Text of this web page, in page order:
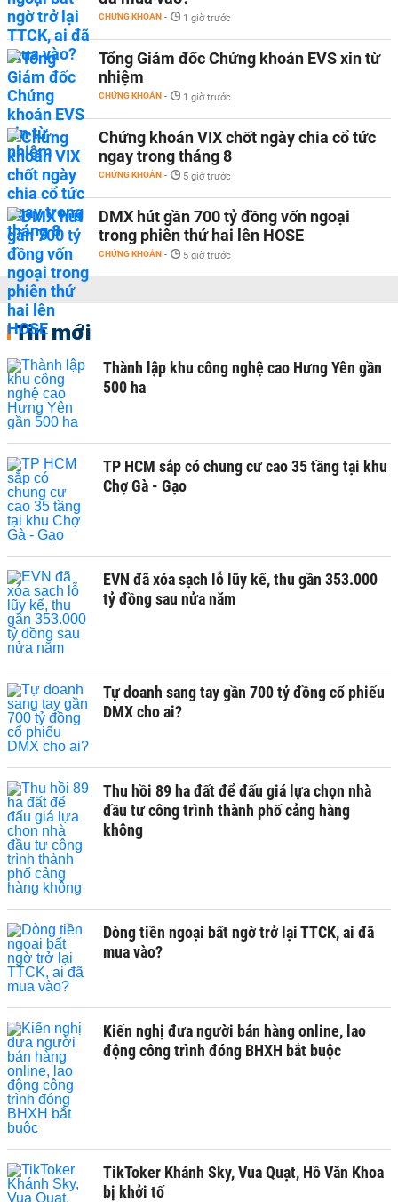
CHỨNG KHOÁN - 1 giờ trước
Tổng Giám đốc Chứng khoán EVS xin từ
nhiệm
CHỨNG KHOÁN - 1 giờ trước
Chứng khoán VIX chốt ngày chia cổ tức
ngay trong tháng 8
CHỨNG KHOÁN - 5 giờ trước
DMX hút gần 700 tỷ đồng vốn ngoại
trong phiên thứ hai lên HOSE
CHỨNG KHOÁN - 5 giờ trước
Tin mới
Thành lập khu công nghệ cao Hưng Yên gần
500 ha
TP HCM sắp có chung cư cao 35 tầng tại khu
Chợ Gà - Gạo
EVN đã xóa sạch lỗ lũy kế, thu gần 353.000
tỷ đồng sau nửa năm
Tự doanh sang tay gần 700 tỷ đồng cổ phiếu
DMX cho ai?
Thu hồi 89 ha đất để đấu giá lựa chọn nhà
đầu tư công trình thành phố cảng hàng
không
Dòng tiền ngoại bất ngờ trở lại TTCK, ai đã
mua vào?
Kiến nghị đưa người bán hàng online, lao
động công trình đóng BHXH bắt buộc
TikToker Khánh Sky, Vua Quạt, Hồ Văn Khoa
bị khởi tố